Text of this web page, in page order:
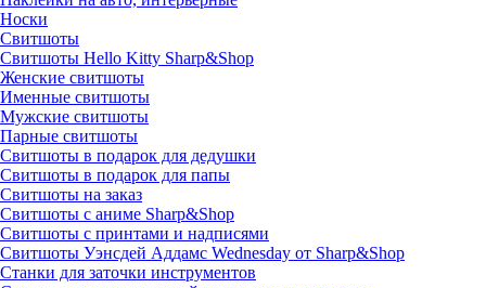
Носки
Свитшоты
Cвитшоты Hello Kitty Sharp&Shop
Женские свитшоты
Именные свитшоты
Мужские свитшоты
Парные свитшоты
Свитшоты в подарок для дедушки
Свитшоты в подарок для папы
Свитшоты на заказ
Свитшоты с аниме Sharp&Shop
Свитшоты с принтами и надписями
Свитшоты Уэнсдей Аддамс Wednesday от Sharp&Shop
Станки для заточки инструментов